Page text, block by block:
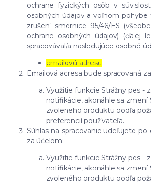
ochrane fyzických osôb v
osobných údajov a voľnom pohybe
zrušení smernice 95/46/ES
ochrane osobných údajov) (ďalej
spracovával/a nasledujúce osobné
emailovú adresu
Emailová adresa bude spracovaná
Využitie funkcie Strážny pes -
notifikácie, akonáhle sa zmení
zvoleného produktu podľa
preferencií používateľa.
Súhlas na spracovanie udeľujete po
za účelom:
Využitie funkcie Strážny pes -
notifikácie, akonáhle sa zmení
zvoleného produktu podľa